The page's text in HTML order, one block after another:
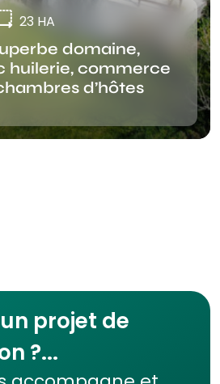
23 HA
domaine,
huilerie, commerce
d’hôtes
projet de
?...